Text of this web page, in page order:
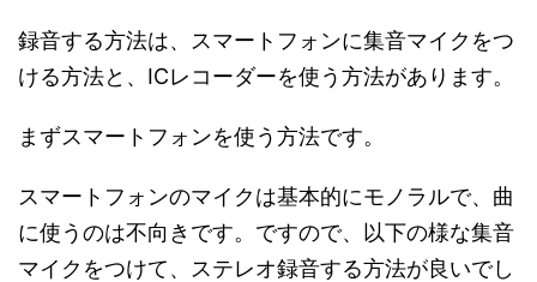
録音する方法は、スマートフォンに集音マイクをつ
ける方法と、ICレコーダーを使う方法があります。
まずスマートフォンを使う方法です。
スマートフォンのマイクは基本的にモノラルで、曲
に使うのは不向きです。ですので、以下の様な集音
マイクをつけて、ステレオ録音する方法が良いでし